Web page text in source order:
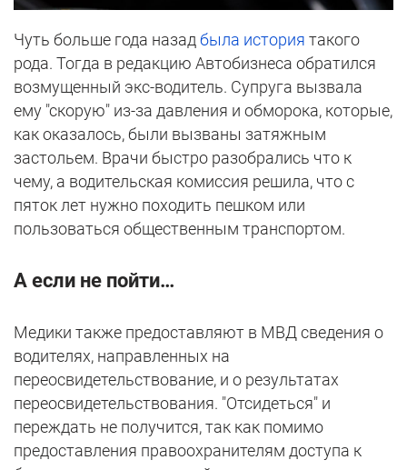
Чуть больше года назад была история такого
рода. Тогда в редакцию Автобизнеса обратился
возмущенный экс-водитель. Супруга вызвала
ему "скорую" из-за давления и обморока, которые,
как оказалось, были вызваны затяжным
застольем. Врачи быстро разобрались что к
чему, а водительская комиссия решила, что с
пяток лет нужно походить пешком или
пользоваться общественным транспортом.
А если не пойти…
Медики также предоставляют в МВД сведения о
водителях, направленных на
переосвидетельствование, и о результатах
переосвидетельствования. "Отсидеться" и
переждать не получится, так как помимо
предоставления правоохранителям доступа к